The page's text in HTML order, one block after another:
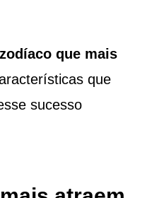
que mais
que
sucesso